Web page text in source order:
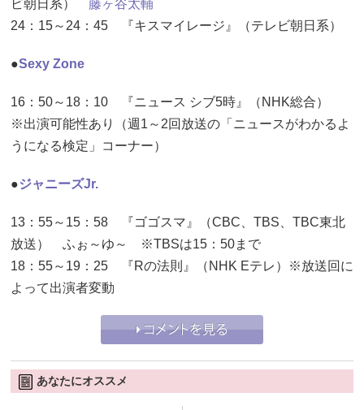
ビ朝日系） 藤ヶ谷太輔
24：15～24：45 『キスマイレージ』（テレビ朝日系）
●Sexy Zone
16：50～18：10 『ニュース シブ5時』（NHK総合）
※出演可能性あり（週1～2回放送の「ニュースがわかるよ
うになる検定」コーナー）
●ジャニーズJr.
13：55～15：58 『ゴゴスマ』（CBC、TBS、TBC東北
放送） ふぉ～ゆ～ ※TBSは15：50まで
18：55～19：25 『Rの法則』（NHK Eテレ）※放送回に
よって出演者変動
あなたにオススメ